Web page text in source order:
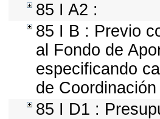
85 I A2 :
85 I B : Previo
al Fondo de
especificando
de
85 I D1 :